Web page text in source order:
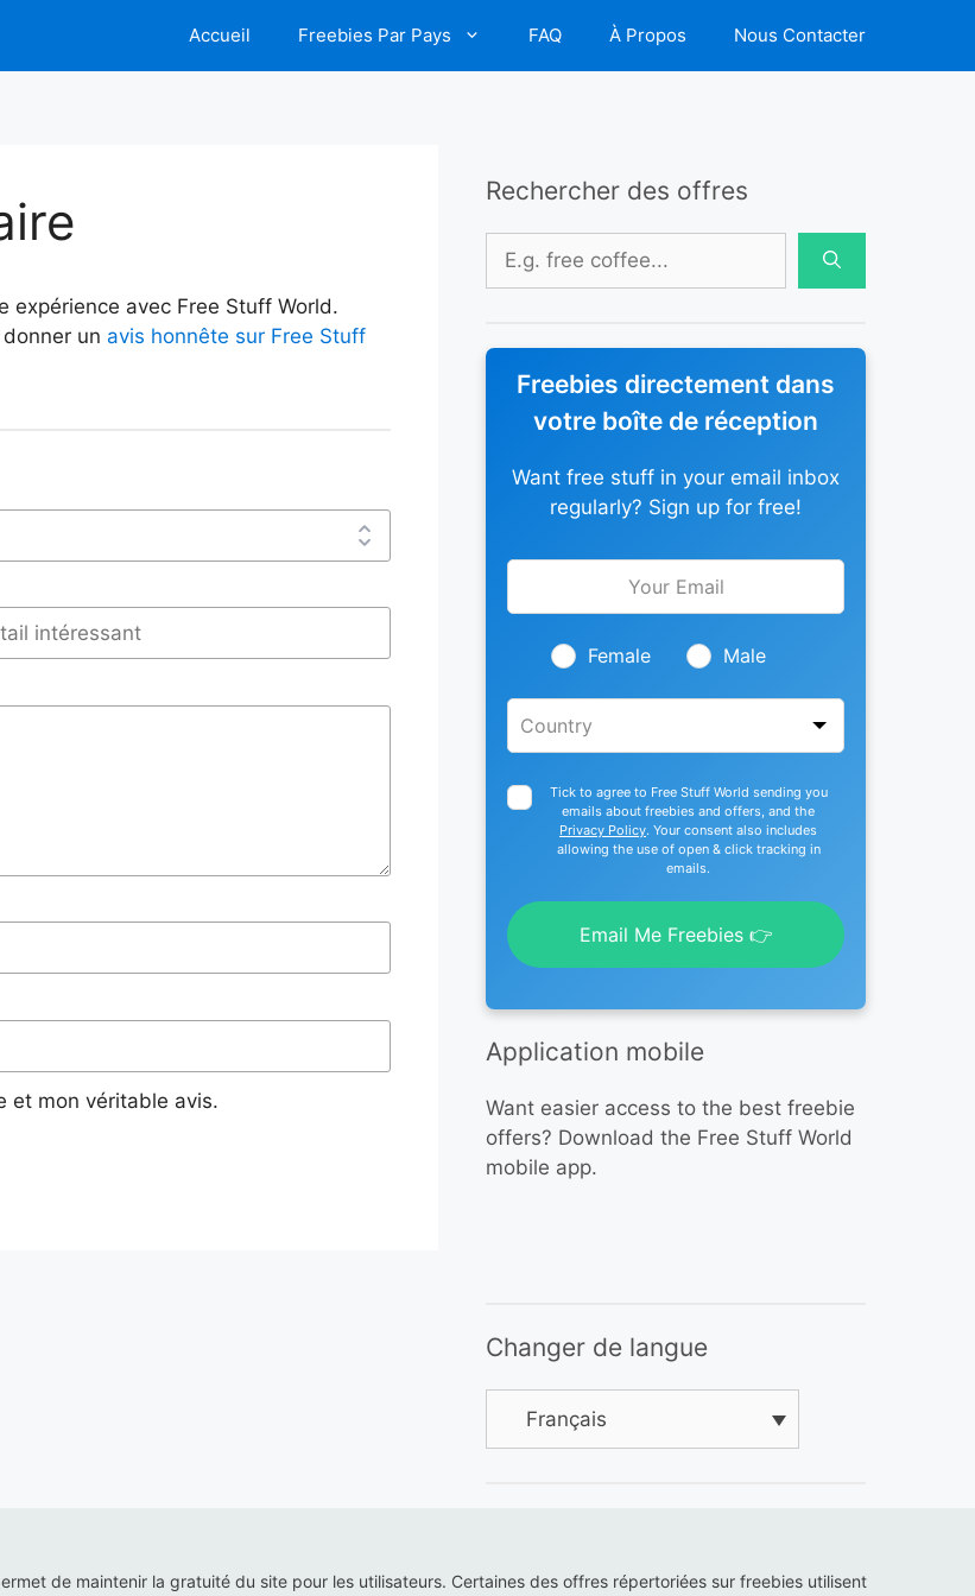
Accueil Freebies Par Pays FAQ À Propos Nous Contacter
expérience avec Free Stuff World.
un avis honnête sur Free Stuff
et mon véritable avis.
Rechercher des offres
Rechercher :
Freebies directement dans
votre boîte de réception
Want free stuff in your email inbox
regularly? Sign up for free!
Leave
blank
Female Male
Tick to agree to Free Stuff World sending you
emails about freebies and offers, and the
Privacy Policy. Your consent also includes
allowing the use of open & click tracking in
emails.
Email Me Freebies 👉
Application mobile
Want easier access to the best freebie
offers? Download the Free Stuff World
mobile app.
Changer de langue
Français
de maintenir la gratuité du site pour les utilisateurs. Certaines des offres répertoriées sur freebies utilisent